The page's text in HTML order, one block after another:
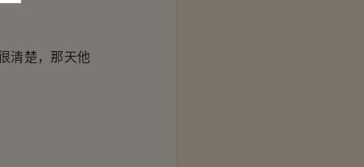
清楚，那天他